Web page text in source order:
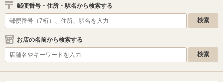
郵便番号・住所・駅名から検索する
お店の名前から検索する